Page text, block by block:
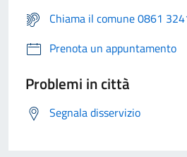
Chiama il comune 0861
Prenota un appuntamento
Problemi in città
Segnala disservizio